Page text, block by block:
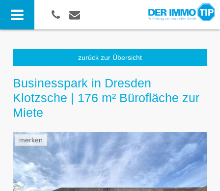
zurück zur Übersicht
Businesspark in Dresden
Klotzsche | 176 m² Bürofläche zur
Miete
merken